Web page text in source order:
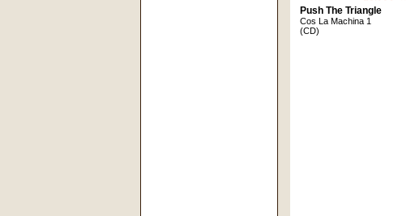
Push The Triangle
Cos La Machina 1
(CD)